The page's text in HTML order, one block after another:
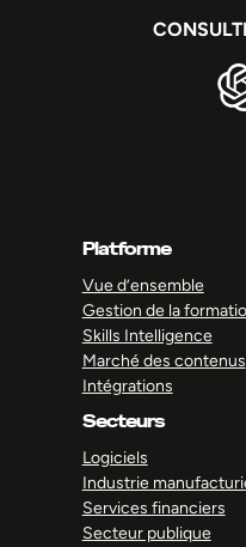
Platforme
Vue d’ensemble
Gestion de la
Skills Intelligence
Marché des contenus
Intégrations
Secteurs
Logiciels
Industrie
Services financiers
Secteur publique